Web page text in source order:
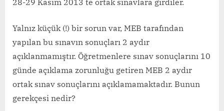
28-29 Kasım 2013 te ortak sınavlara girdiler.
Yalnız küçük (!) bir sorun var, MEB tarafından
yapılan bu sınavın sonuçları 2 aydır
açıklanmamıştır. Öğretmenlere sınav sonuçlarını 10
günde açıklama zorunluğu getiren MEB 2 aydır
ortak sınav sonuçlarını açıklamamaktadır. Bunun
gerekçesi nedir?